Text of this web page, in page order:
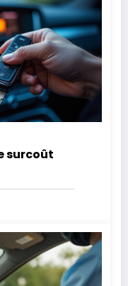
surcoût